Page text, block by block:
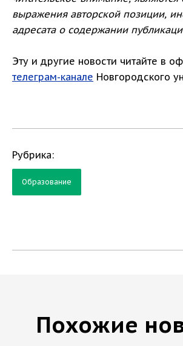
выражения авторской позиции,
адресата о содержании
Эту и другие новости читайте в
телеграм-канале Новгородского
Рубрика:
Образование
Похожие